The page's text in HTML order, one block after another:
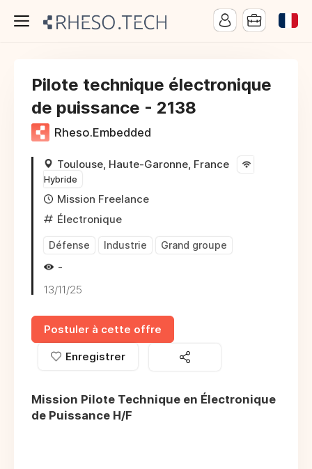
Pilote technique électronique
de puissance - 2138
Rheso.Embedded
Toulouse, Haute-Garonne, France
Hybride
Mission Freelance
Électronique
Défense Industrie Grand groupe
-
13/11/25
Postuler à cette offre
Enregistrer
Mission Pilote Technique en Électronique
de Puissance H/F